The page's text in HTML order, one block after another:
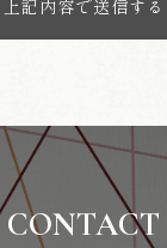
CONTACT